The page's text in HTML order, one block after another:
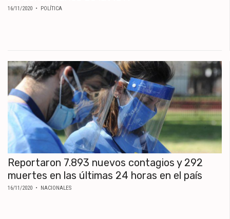
16/11/2020 • POLÍTICA
Reportaron 7.893 nuevos contagios y 292
muertes en las últimas 24 horas en el país
16/11/2020 • NACIONALES